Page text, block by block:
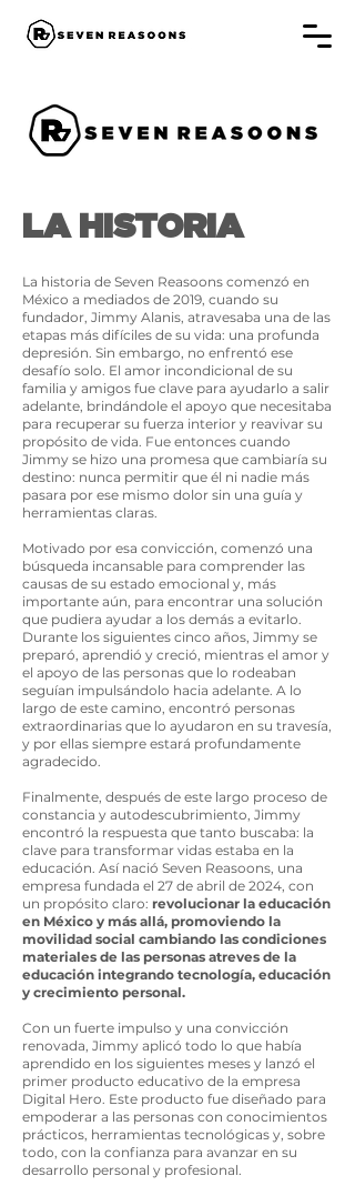
LA HISTORIA
La historia de Seven Reasoons comenzó en
México a mediados de 2019, cuando su
fundador, Jimmy Alanis, atravesaba una de las
etapas más difíciles de su vida: una profunda
depresión. Sin embargo, no enfrentó ese
desafío solo. El amor incondicional de su
familia y amigos fue clave para ayudarlo a salir
adelante, brindándole el apoyo que necesitaba
para recuperar su fuerza interior y reavivar su
propósito de vida. Fue entonces cuando
Jimmy se hizo una promesa que cambiaría su
destino: nunca permitir que él ni nadie más
pasara por ese mismo dolor sin una guía y
herramientas claras.
Motivado por esa convicción, comenzó una
búsqueda incansable para comprender las
causas de su estado emocional y, más
importante aún, para encontrar una solución
que pudiera ayudar a los demás a evitarlo.
Durante los siguientes cinco años, Jimmy se
preparó, aprendió y creció, mientras el amor y
el apoyo de las personas que lo rodeaban
seguían impulsándolo hacia adelante. A lo
largo de este camino, encontró personas
extraordinarias que lo ayudaron en su travesía,
y por ellas siempre estará profundamente
agradecido.
Finalmente, después de este largo proceso de
constancia y autodescubrimiento, Jimmy
encontró la respuesta que tanto buscaba: la
clave para transformar vidas estaba en la
educación. Así nació Seven Reasoons, una
empresa fundada el 27 de abril de 2024, con
un propósito claro: revolucionar la educación
en México y más allá, promoviendo la
movilidad social cambiando las condiciones
materiales de las personas atreves de la
educación integrando tecnología, educación
y crecimiento personal.
Con un fuerte impulso y una convicción
renovada, Jimmy aplicó todo lo que había
aprendido en los siguientes meses y lanzó el
primer producto educativo de la empresa
Digital Hero. Este producto fue diseñado para
empoderar a las personas con conocimientos
prácticos, herramientas tecnológicas y, sobre
todo, con la confianza para avanzar en su
desarrollo personal y profesional.